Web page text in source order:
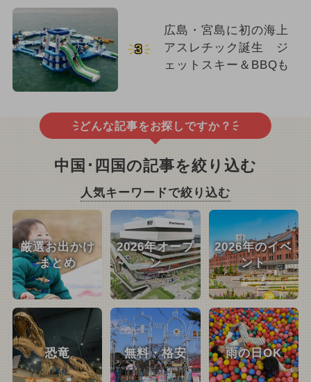
3
広島・宮島に初の海上
アスレチック誕生 ジ
ェットスキー＆BBQも
どんな記事をお探しですか？
中国･四国の記事を絞り込む
人気キーワードで絞り込む
厳選お出かけ
まとめ
2026年オープ
ン
2026年のイベ
ント
恐竜 無料・格安 雨の日OK